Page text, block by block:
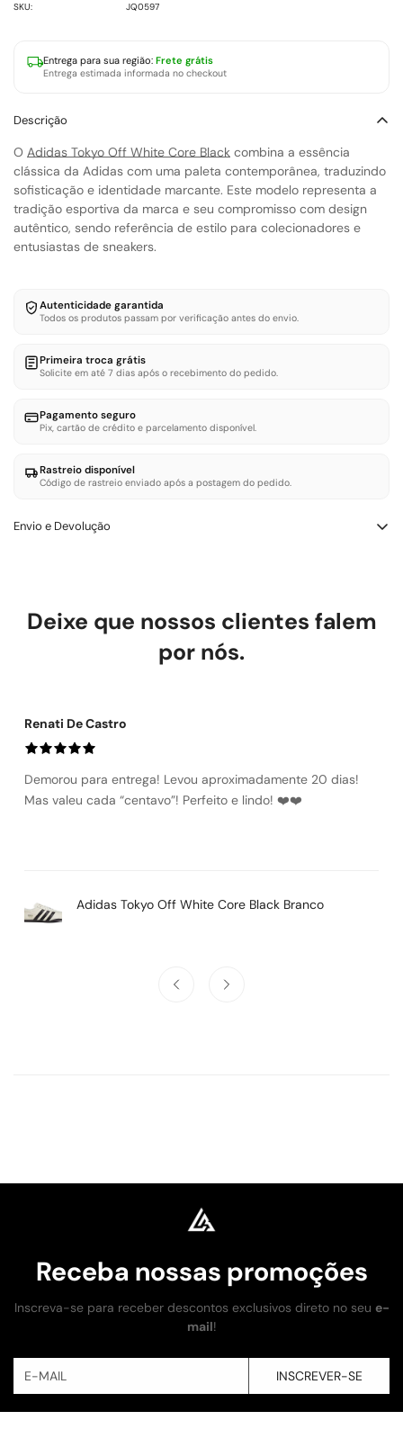
SKU: JQ0597
Entrega para sua região: Frete grátis
Entrega estimada informada no checkout
Descrição
O Adidas Tokyo Off White Core Black combina a essência
clássica da Adidas com uma paleta contemporânea, traduzindo
sofisticação e identidade marcante. Este modelo representa a
tradição esportiva da marca e seu compromisso com design
autêntico, sendo referência de estilo para colecionadores e
entusiastas de sneakers.
Autenticidade garantida
Todos os produtos passam por verificação antes do envio.
Primeira troca grátis
Solicite em até 7 dias após o recebimento do pedido.
Pagamento seguro
Pix, cartão de crédito e parcelamento disponível.
Rastreio disponível
Código de rastreio enviado após a postagem do pedido.
Envio e Devolução
Defeito de fabricação: trocamos ou reembolsamos sem custo.
Troca por tamanho ou modelo: a primeira é gratuita. Devolução
por arrependimento: reembolso integral, incluindo frete.
Deixe que nossos clientes falem
por nós.
Renati De Castro
Demorou para entrega! Levou aproximadamente 20 dias!
Mas valeu cada “centavo”! Perfeito e lindo! ❤️❤️
Adidas Tokyo Off White Core Black Branco
Receba nossas promoções
Inscreva-se para receber descontos exclusivos direto no seu e-
mail!
INSCREVER-SE